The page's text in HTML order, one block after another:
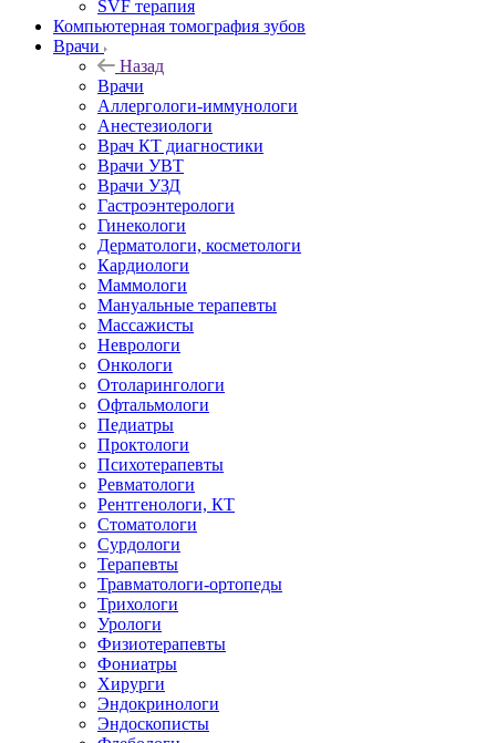
SVF терапия
Компьютерная томография зубов
Врачи
Назад
Врачи
Аллергологи-иммунологи
Анестезиологи
Врач КТ диагностики
Врачи УВТ
Врачи УЗД
Гастроэнтерологи
Гинекологи
Дерматологи, косметологи
Кардиологи
Маммологи
Мануальные терапевты
Массажисты
Неврологи
Онкологи
Отоларингологи
Офтальмологи
Педиатры
Проктологи
Психотерапевты
Ревматологи
Рентгенологи, КТ
Стоматологи
Сурдологи
Терапевты
Травматологи-ортопеды
Трихологи
Урологи
Физиотерапевты
Фониатры
Хирурги
Эндокринологи
Эндоскописты